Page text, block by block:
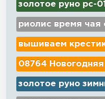
золотое руно рс-
риолис время
вышиваем
08764
золотое руно